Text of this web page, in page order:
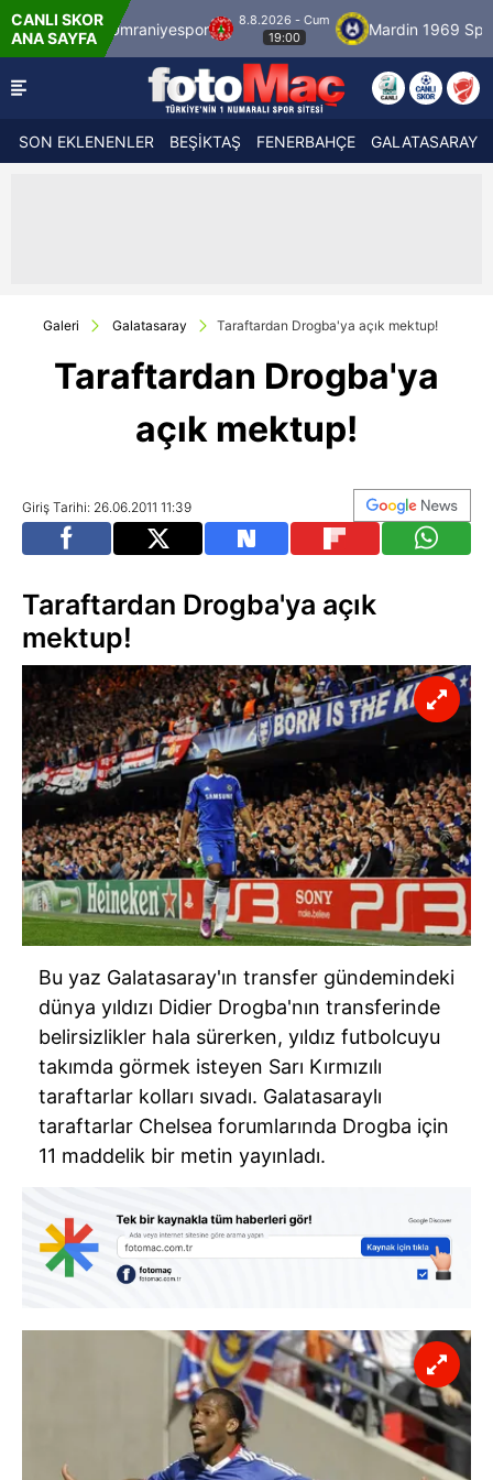
CANLI SKOR
ANA SAYFA
8.8.2026 - Cum
19:00
Mardin 1969 Spor Özbelsan
SON EKLENENLER BEŞİKTAŞ FENERBAHÇE GALATASARAY
Galeri Galatasaray Taraftardan Drogba'ya açık mektup!
Taraftardan Drogba'ya
açık mektup!
Giriş Tarihi: 26.06.2011 11:39
Taraftardan Drogba'ya açık
mektup!
Bu yaz Galatasaray'ın transfer gündemindeki
dünya yıldızı Didier Drogba'nın transferinde
belirsizlikler hala sürerken, yıldız futbolcuyu
takımda görmek isteyen Sarı Kırmızılı
taraftarlar kolları sıvadı. Galatasaraylı
taraftarlar Chelsea forumlarında Drogba için
11 maddelik bir metin yayınladı.